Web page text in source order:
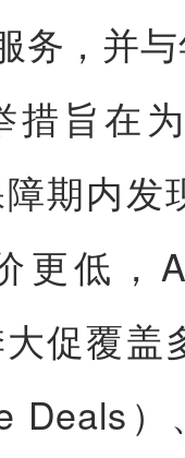
务，并
措旨在
期内发
更低，
促覆盖
Deals